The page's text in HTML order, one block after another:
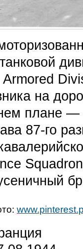
Armored
на
плане —
87-го